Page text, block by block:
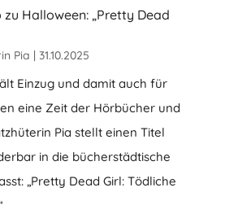
Halloween: „Pretty Dead
Pia | 31.10.2025
Einzug und damit auch für
eine Zeit der Hörbücher und
Pia stellt einen Titel
in die bücherstädtische
„Pretty Dead Girl: Tödliche